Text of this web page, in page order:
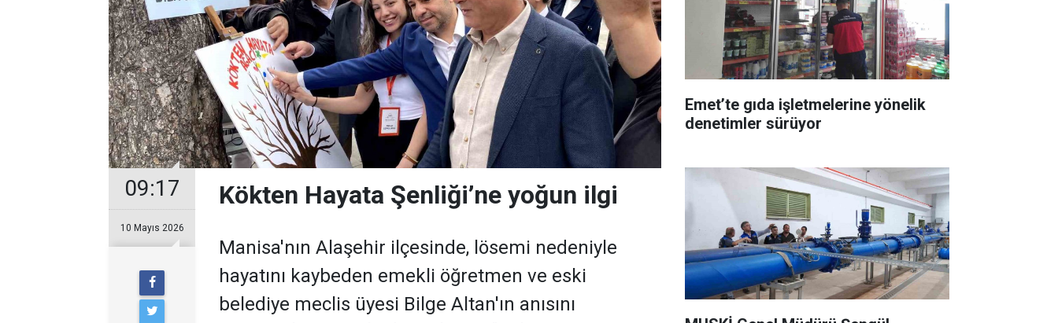
09:17
10 Mayıs 2026
Kökten Hayata Şenliği’ne yoğun ilgi
Manisa'nın Alaşehir ilçesinde, lösemi nedeniyle
hayatını kaybeden emekli öğretmen ve eski
belediye meclis üyesi Bilge Altan'ın anısını
Emet’te gıda işletmelerine yönelik
denetimler sürüyor